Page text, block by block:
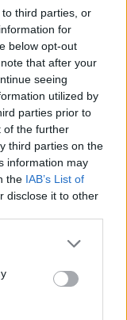
third parties, or
for
below opt-out
that after your
seeing
utilized by
parties prior to
of the further
third parties on the
information may
the IAB’s List of
disclose it to other
«Συνάδελφοι
ξεχάσουν ότι
Number